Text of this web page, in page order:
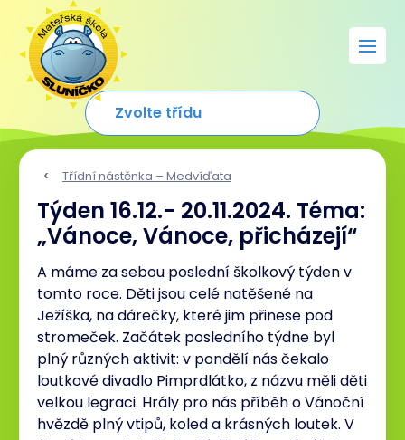
Třídní nástěnka – Medvíďata
Týden 16.12.- 20.11.2024. Téma:
„Vánoce, Vánoce, přicházejí“
A máme za sebou poslední školkový týden v
tomto roce. Děti jsou celé natěšené na
Ježíška, na dárečky, které jim přinese pod
stromeček. Začátek posledního týdne byl
plný různých aktivit: v pondělí nás čekalo
loutkové divadlo Pimprdlátko, z názvu měli děti
velkou legraci. Hrály pro nás příběh o Vánoční
hvězdě plný vtipů, koled a krásných loutek. V